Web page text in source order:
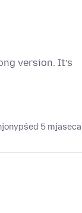
version. It’s
pśed 5